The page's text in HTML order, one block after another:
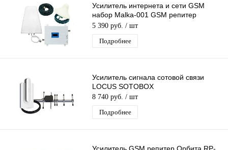
Усилитель интернета и сети GSM
набор Malka-001 GSM репитер
Трехдиапазонный Готовый Комплект
2G/3G/4G
5 390 руб. / шт
Подробнее
Усилитель сигнала сотовой связи
LOCUS SOTOBOX
8 740 руб. / шт
Подробнее